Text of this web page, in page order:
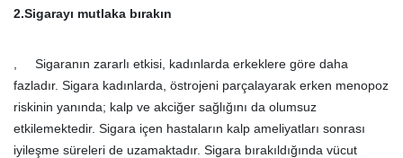
2.Sigarayı mutlaka bırakın
, Sigaranın zararlı etkisi, kadınlarda erkeklere göre daha
fazladır. Sigara kadınlarda, östrojeni parçalayarak erken menopoz
riskinin yanında; kalp ve akciğer sağlığını da olumsuz
etkilemektedir. Sigara içen hastaların kalp ameliyatları sonrası
iyileşme süreleri de uzamaktadır. Sigara bırakıldığında vücut